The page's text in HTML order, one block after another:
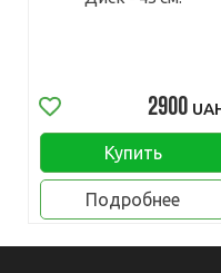
2900
Купить
Подробнее